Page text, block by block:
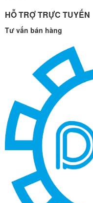
HỖ TRỢ TRỰC TUYẾN
Tư vấn bán hàng